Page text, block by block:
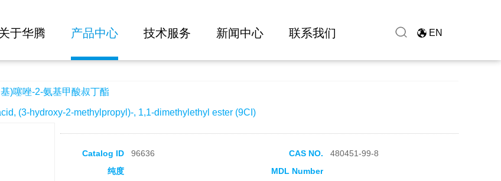
于华腾 产品中心 技术服务 新闻中心 联系我们 EN
丁酯
)噻唑-2-氨基甲酸叔丁酯
(3-hydroxy-2-methylpropyl)-, 1,1-dimethylethyl ester (9CI)
Catalog ID 96636 CAS NO.
480451-99-8
纯度
MDL Number